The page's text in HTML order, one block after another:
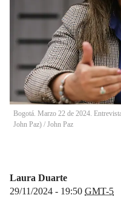
Bogotá. Marzo 22 de 2024.
John Paz) / John Paz
Laura Duarte
29/11/2024 - 19:50 GMT-5